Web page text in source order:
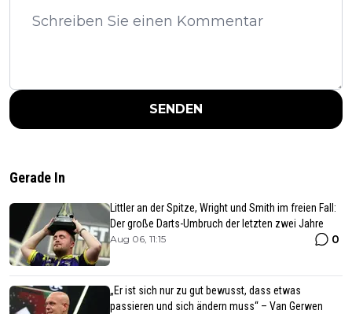
SENDEN
Gerade In
Littler an der Spitze, Wright und Smith im freien Fall:
Der große Darts-Umbruch der letzten zwei Jahre
Aug 06, 11:15 0
„Er ist sich nur zu gut bewusst, dass etwas
passieren und sich ändern muss“ – Van Gerwen